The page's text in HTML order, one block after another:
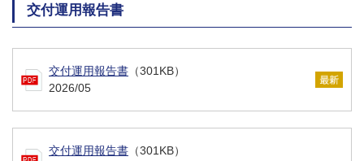
交付運用報告書
交付運用報告書 （301KB）
2026/05
交付運用報告書 （301KB）